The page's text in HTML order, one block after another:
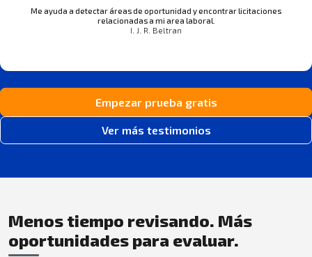
Me ayuda a detectar áreas de oportunidad y encontrar licitaciones
relacionadas a mi area laboral.
I. J. R. Beltran
Empezar prueba gratis
Ver más testimonios
Menos tiempo revisando. Más
oportunidades para evaluar.